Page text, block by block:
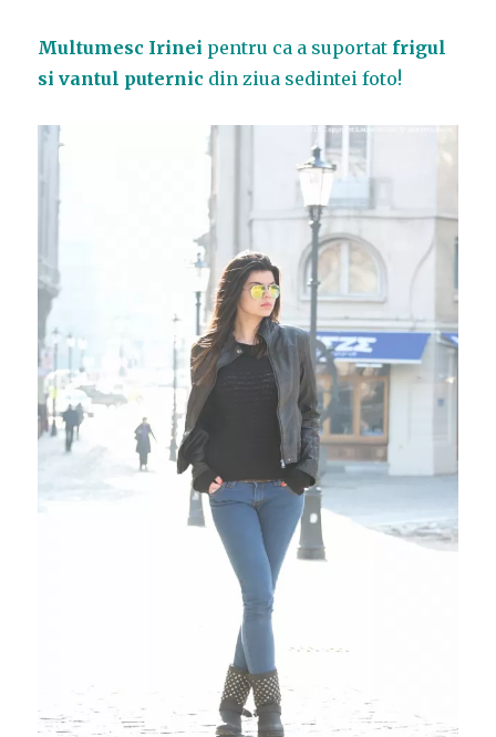
Multumesc Irinei pentru ca a suportat frigul
si vantul puternic din ziua sedintei foto!